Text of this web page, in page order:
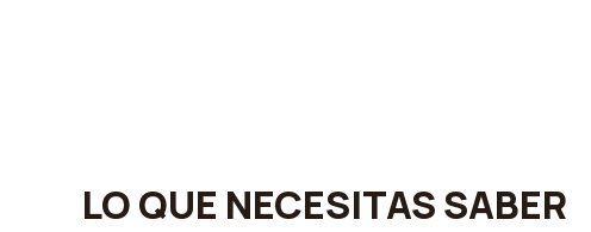
LO QUE NECESITAS SABER